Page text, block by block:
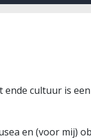
ende cultuur is
en (voor mij)